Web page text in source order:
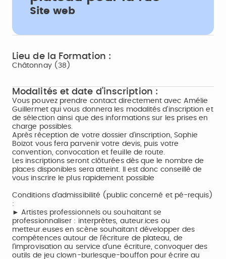
Site web
Lieu de la Formation :
Châtonnay (38)
Modalités et date d'inscription :
Vous pouvez prendre contact directement avec Amélie
Guillermet qui vous donnera les modalités d’inscription et
de sélection ainsi que des informations sur les prises en
charge possibles.
Après réception de votre dossier d’inscription, Sophie
Boizot vous fera parvenir votre devis, puis votre
convention, convocation et feuille de route.
Les inscriptions seront clôturées dès que le nombre de
places disponibles sera atteint. Il est donc conseillé de
vous inscrire le plus rapidement possible
Conditions d'admissibilité (public concerné et pé-requis)
:
► Artistes professionnels ou souhaitant se
professionnaliser : interprètes, auteur.ices ou
metteur.euses en scène souhaitant développer des
compétences autour de l’écriture de plateau, de
l’improvisation au service d’une écriture, convoquer des
outils de jeu clown-burlesque-bouffon pour écrire au